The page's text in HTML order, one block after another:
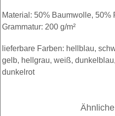
Material: 50% Baumwolle, 50%
Grammatur: 200 g/m²
lieferbare Farben: hellblau,
gelb, hellgrau, weiß,
dunkelrot